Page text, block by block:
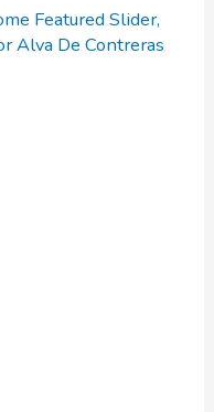
Featured Slider,
Alva De Contreras